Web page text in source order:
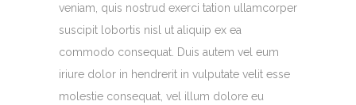
veniam, quis nostrud exerci tation ullamcorper
suscipit lobortis nisl ut aliquip ex ea
commodo consequat. Duis autem vel eum
iriure dolor in hendrerit in vulputate velit esse
molestie consequat, vel illum dolore eu